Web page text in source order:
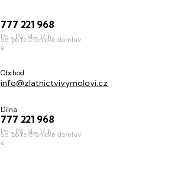
777 221 968
Obchod
info@zlatnictvivymolovi.cz
Dílna
777 221 968